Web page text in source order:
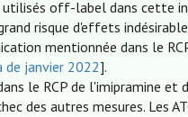
off-label dans cette
risque d'effets
mentionnée dans le
de janvier 2022].
le RCP de l'imipramine
des autres mesures. Les